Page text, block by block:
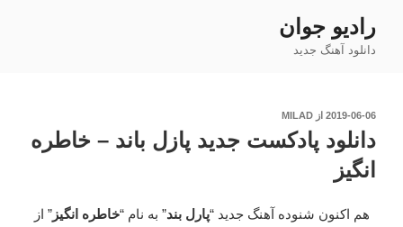
محتوا
رادیو جوان
دانلود آهنگ جدید
نوشته‌شده
2019-06-06 از MILAD
دانلود پادکست جدید پازل باند – خاطره
انگیز
هم اکنون شنوده آهنگ جدید “پارل بند” به نام “خاطره انگیز” از